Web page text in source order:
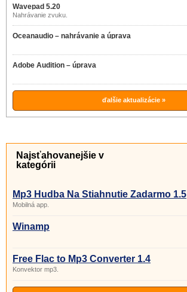
Wavepad 5.20
Nahrávanie zvuku.
Oceanaudio – nahrávanie a úprava
Adobe Audition – úprava
ďalšie aktualizácie »
Najsťahovanejšie v
kategórii
Mp3 Hudba Na Stiahnutie Zadarmo 1.5
Mobilná app.
Winamp
Free Flac to Mp3 Converter 1.4
Konvektor mp3.